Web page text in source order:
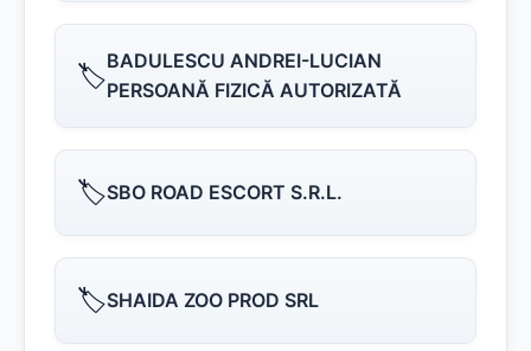
🏷️BADULESCU ANDREI-LUCIAN
PERSOANĂ FIZICĂ AUTORIZATĂ
🏷️SBO ROAD ESCORT S.R.L.
🏷️SHAIDA ZOO PROD SRL